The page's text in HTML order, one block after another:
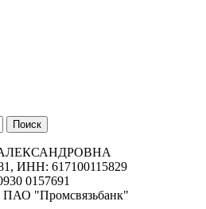
Поиск
ИНН: 617100115829
0157691
ПАО "Промсвязьбанк"